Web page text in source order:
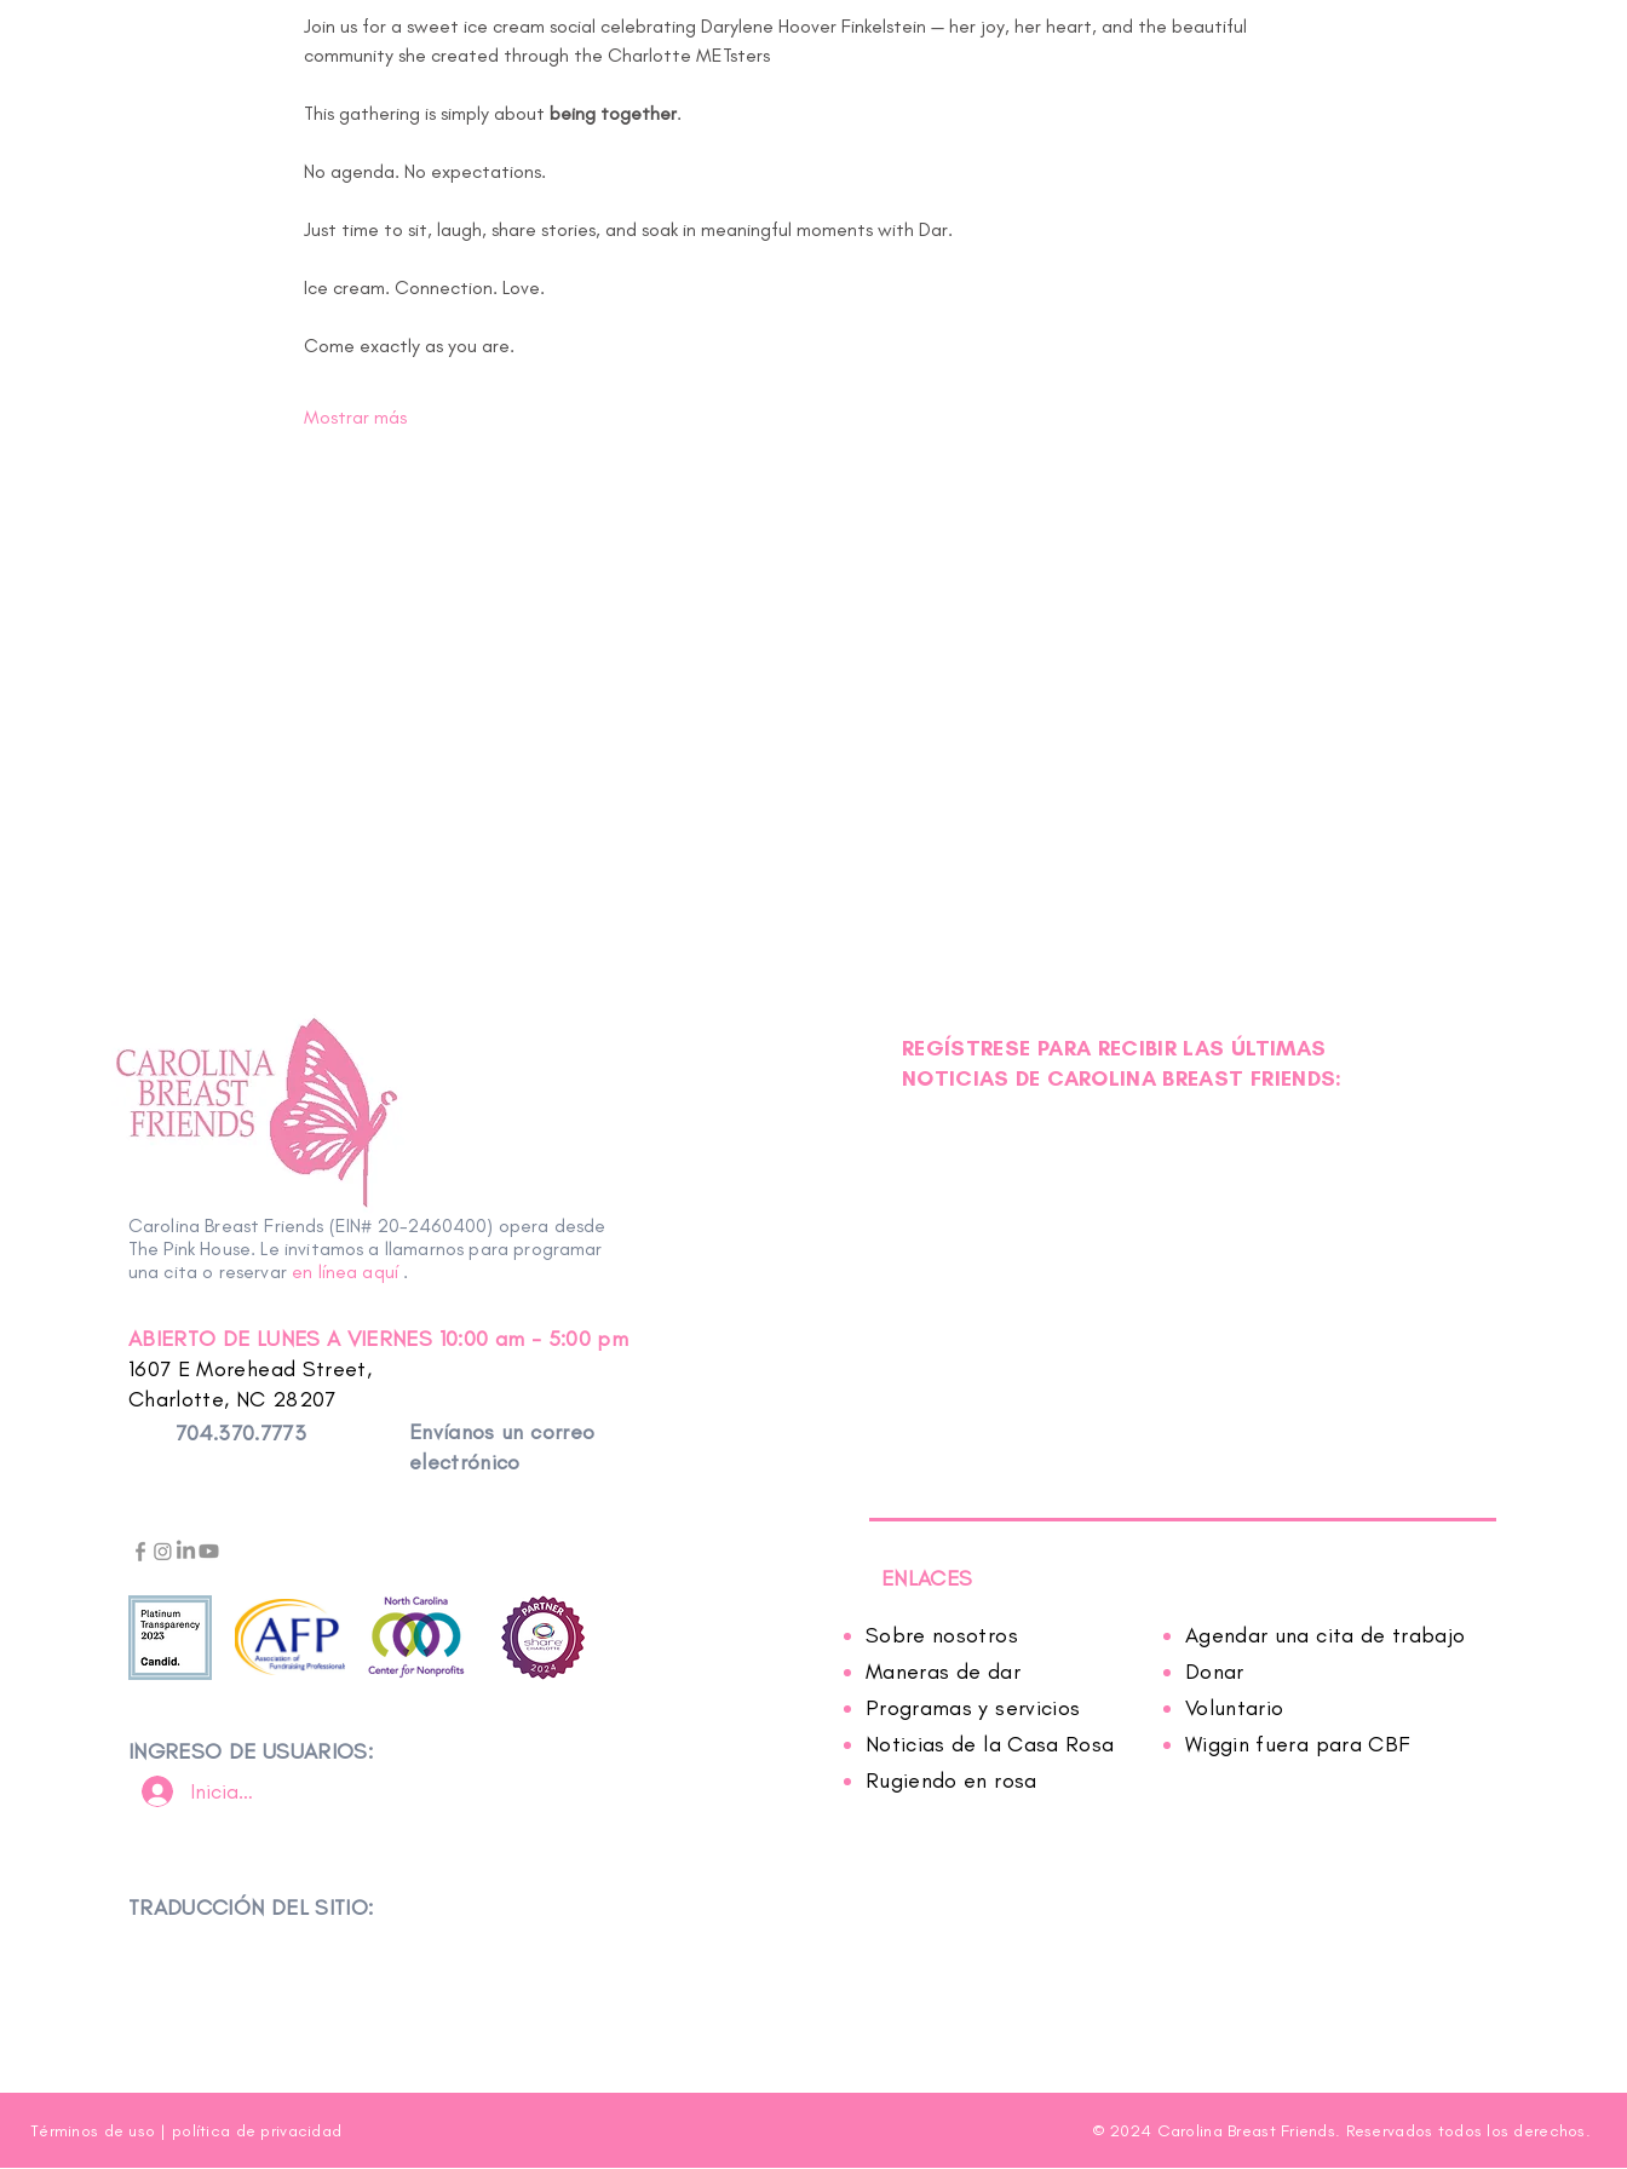
Join us for a sweet ice cream social celebrating Darylene Hoover Finkelstein — her joy, her heart, and the beautiful
community she created through the Charlotte METsters
This gathering is simply about being together.
No agenda. No expectations.
Just time to sit, laugh, share stories, and soak in meaningful moments with Dar.
Ice cream. Connection. Love.
Come exactly as you are.
Mostrar más
Carolina Breast Friends (EIN# 20-2460400) opera desde
The Pink House. Le invitamos a llamarnos para programar
una cita o reservar en línea aquí .
ABIERTO DE LUNES A VIERNES 10:00 am - 5:00 pm
1607 E Morehead Street,
Charlotte, NC 28207
704.370.7773
Envíanos un correo
electrónico
INGRESO DE USUARIOS:
Iniciar sesión
TRADUCCIÓN DEL SITIO:
REGÍSTRESE PARA RECIBIR LAS ÚLTIMAS
NOTICIAS DE CAROLINA BREAST FRIENDS:
ENLACES
Sobre nosotros
Maneras de dar
Programas y servicios
Noticias de la Casa Rosa
Rugiendo en rosa
Agendar una cita de trabajo
Donar
Voluntario
Wiggin fuera para CBF
Términos de uso | política de privacidad © 2024 Carolina Breast Friends. Reservados todos los derechos.